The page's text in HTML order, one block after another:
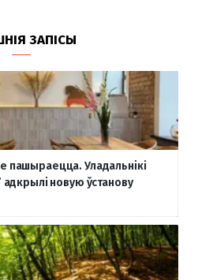
ЗАПІСЫ
пашыраецца. Уладальнікі
адкрылі новую ўстанову